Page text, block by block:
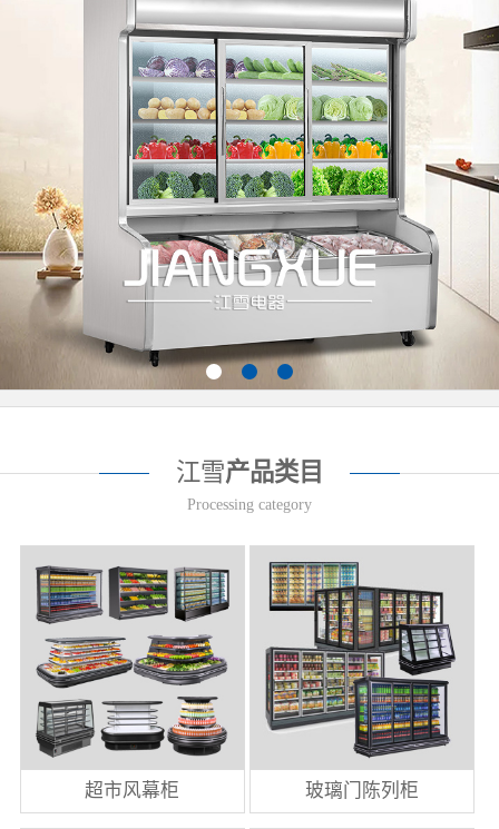
江雪产品类目
Processing category
超市风幕柜 玻璃门陈列柜